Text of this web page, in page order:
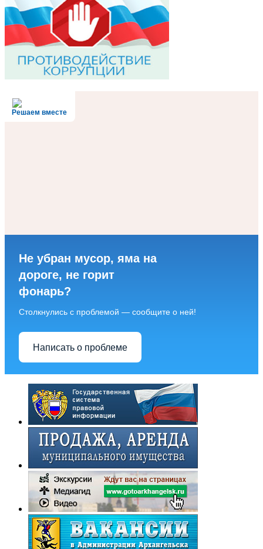
Решаем вместе
Не убран мусор, яма на
дороге, не горит
фонарь?
Столкнулись с проблемой — сообщите о ней!
Написать о проблеме